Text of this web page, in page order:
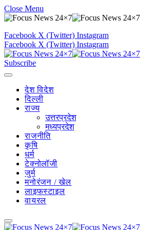
Close Menu
Facebook X (Twitter) Instagram
Facebook X (Twitter) Instagram
Subscribe
देश विदेश
दिल्ली
राज्य
उत्तरप्रदेश
मध्यप्रदेश
राजनीति
कृषि
धर्म
टेक्नोलॉजी
जुर्म
मनोरंजन / खेल
लाइफस्टाइल
वायरल